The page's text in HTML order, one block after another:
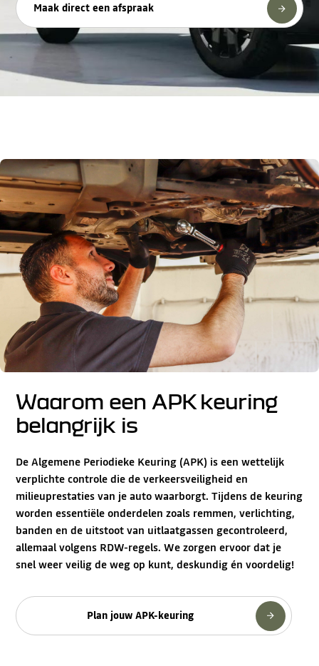
Maak direct een afspraak
Waarom een APK keuring
belangrijk is
De Algemene Periodieke Keuring (APK) is een wettelijk
verplichte controle die de verkeersveiligheid en
milieuprestaties van je auto waarborgt. Tijdens de keuring
worden essentiële onderdelen zoals remmen, verlichting,
banden en de uitstoot van uitlaatgassen gecontroleerd,
allemaal volgens RDW-regels. We zorgen ervoor dat je
snel weer veilig de weg op kunt, deskundig én voordelig!
Plan jouw APK-keuring